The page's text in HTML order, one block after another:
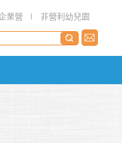
業營 非營利幼兒園